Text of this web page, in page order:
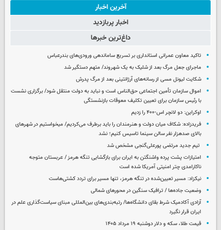
آخرین اخبار
اخبار پربازدید
داغ‌ترین خبرها
تاکید معاون عمرانی استانداری بر تسریع ساماندهی ورودی‌های بندرعباس
ماجرای جعل مرگ بعد از شلیک به یک شهروند/ متهم دستگیر شد
شکایت لیونل مسی از رسانه‌های آرژانتینی بعد از مرگ پدرش
اموال سازمان تأمین اجتماعی حق‌الناس است و نباید به دولت منتقل شود/ برگزاری نشست
با رئیس سازمان برای تعیین تکلیف معوقات بازنشستگی
اوکراین: دو لانچر اس-۴۰۰ را زدیم
فریدزاده: شکاف میان دولت و هنرمندان را باید برطرف می‌کردیم/ میخواستیم در شهرهای
بالای صدهزار نفر سالن سینما تاسیس کنیم؛ نشد
تیم جدید مرتضی پورعلی‌گنجی مشخص شد
امتیازات پشت پرده واشنگتن به ایران برای بازگشایی تنگه هرمز / عربستان متوجه
ناکارامدی چتر امنیتی آمریکا شده است
نیکزاد: مسیر تعیین‌شده در تنگه هرمز، تنها مسیر برای تردد کشتی‌هاست
وضعیت جاده‌ها / ترافیک سنگین در محورهای شمالی
آزادی آکادمیک شرط بقای دانشگاه‌ها/ رتبه‌بندی‌های بین‌المللی مبنای سیاست‌گذاری علم در
ایران قرار نگیرد
قیمت طلا، سکه و دلار دوشنبه ۱۹ مرداد ۱۴۰۵